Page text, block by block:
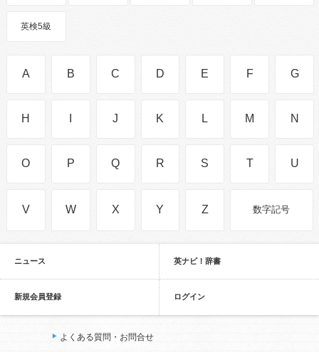
英検5級
A B C D E F G
H J K L M N
O P Q R S T U
V W X Y Z 数字記号
ニュース 英ナビ！辞書
新規会員登録 ログイン
よくある質問・お問合せ